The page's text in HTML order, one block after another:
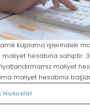
kaplama işlerindeki
hesabına sahiptir.
maliyet
maliyet hesabına
Hususlar